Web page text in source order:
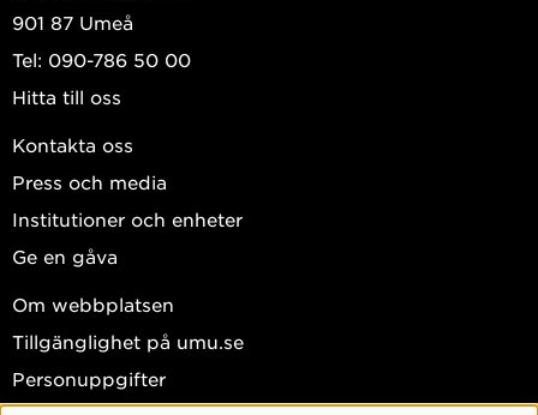
901 87 Umeå
Tel: 090-786 50 00
Hitta till oss
Kontakta oss
Press och media
Institutioner och enheter
Ge en gåva
Om webbplatsen
Tillgänglighet på umu.se
Personuppgifter